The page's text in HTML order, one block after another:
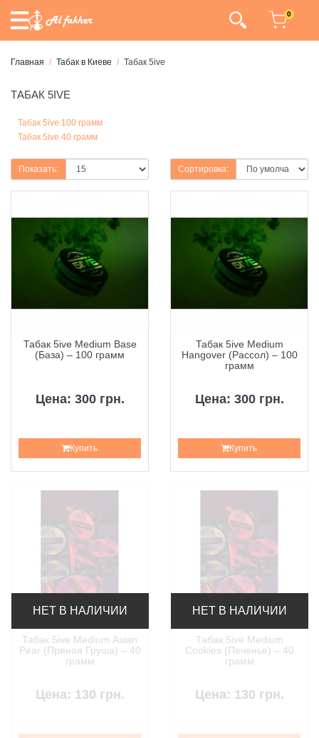
0
Главная Табак в Киеве Табак 5ive
ТАБАК 5IVE
Табак 5ive 100 грамм
Табак 5ive 40 грамм
Сортировка:
Показать:
Табак 5ive Medium Base
(База) – 100 грамм
Цена: 300 грн.
Купить
Табак 5ive Medium
Hangover (Рассол) – 100
грамм
Цена: 300 грн.
Купить
НЕТ В НАЛИЧИИ
Табак 5ive Medium Asian
Pear (Пряная Груша) – 40
грамм
Цена: 130 грн.
НЕТ В НАЛИЧИИ
Табак 5ive Medium
Cookies (Печенье) – 40
грамм
Цена: 130 грн.